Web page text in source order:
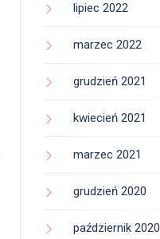
lipiec 2022
marzec 2022
grudzień 2021
kwiecień 2021
marzec 2021
grudzień 2020
październik 2020